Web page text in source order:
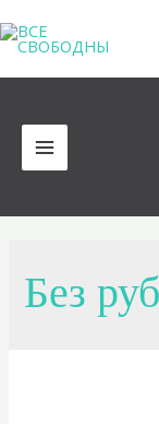
к
содержимому
MAIN
MENU
Без